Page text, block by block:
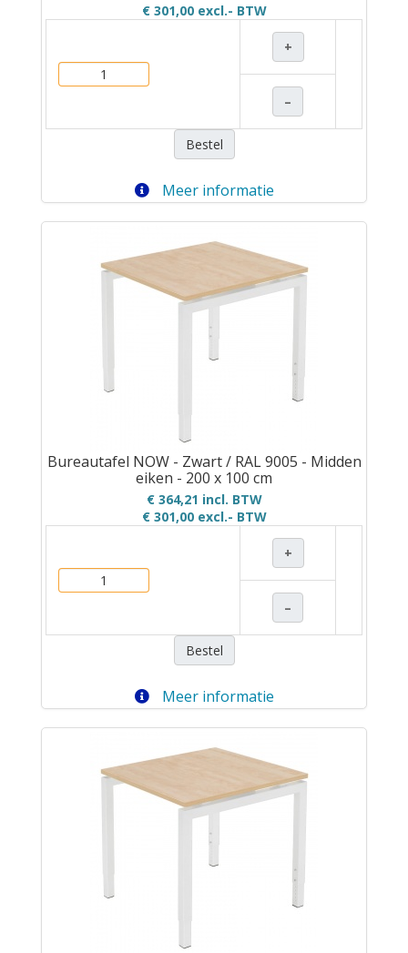
€ 301,00excl.- BTW
+
–
Bestel
Meer informatie
Bureautafel NOW - Zwart / RAL 9005 - Midden
eiken - 200 x 100 cm
€ 364,21 incl. BTW
€ 301,00excl.- BTW
+
–
Bestel
Meer informatie